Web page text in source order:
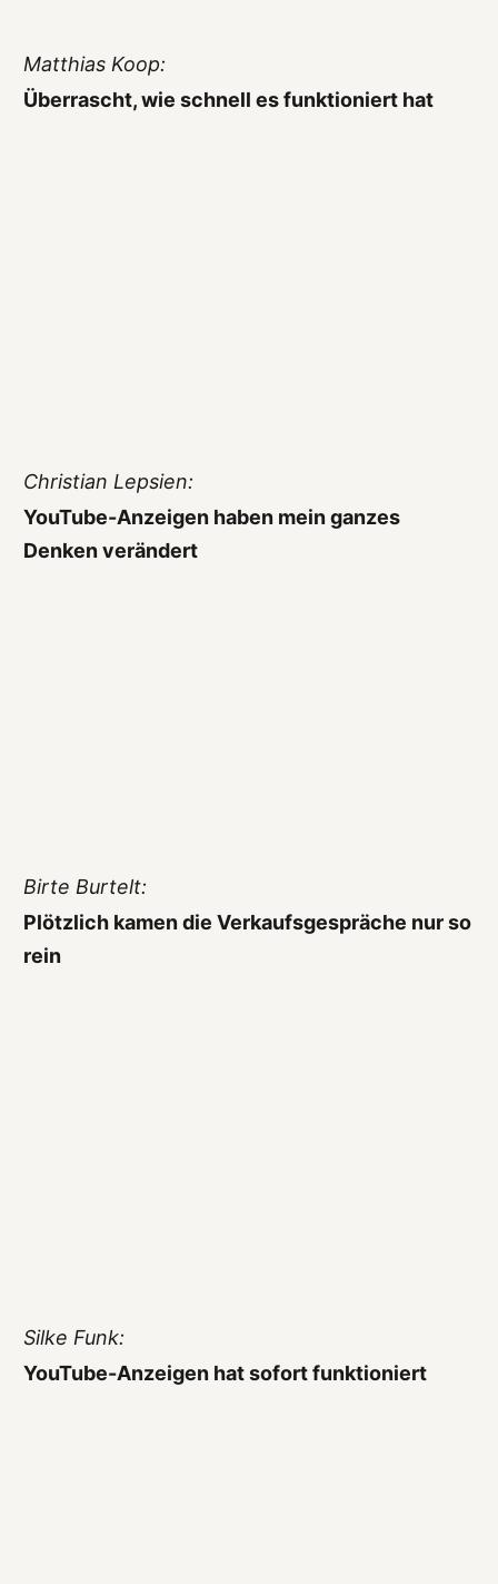
Matthias Koop:
Überrascht, wie schnell es funktioniert hat
Christian Lepsien:
YouTube-Anzeigen haben mein ganzes
Denken verändert
Birte Burtelt:
Plötzlich kamen die Verkaufsgespräche nur so
rein
Silke Funk:
YouTube-Anzeigen hat sofort funktioniert